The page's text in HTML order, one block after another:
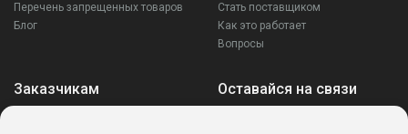
Перечень запрещенных товаров
Блог
Стать поставщиком
Как это работает
Вопросы
Заказчикам Оставайся на связи